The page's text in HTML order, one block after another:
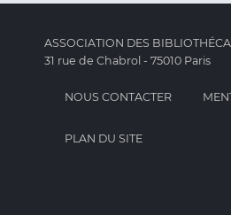
ASSOCIATION DES
31 rue de Chabrol - 75010 Paris
NOUS CONTACTER
PLAN DU SITE